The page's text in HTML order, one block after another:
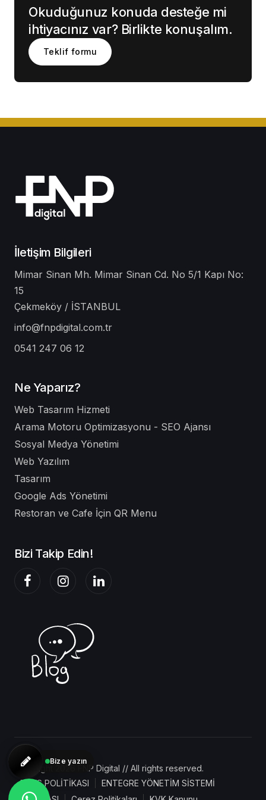
Okuduğunuz konuda desteğe mi
ihtiyacınız var? Birlikte konuşalım.
Teklif formu
İletişim Bilgileri
Mimar Sinan Mh. Mimar Sinan Cd. No 5/1 Kapı No:
15
Çekmeköy / İSTANBUL
info@fnpdigital.com.tr
0541 247 06 12
Ne Yaparız?
Web Tasarım Hizmeti
Arama Motoru Optimizasyonu - SEO Ajansı
Sosyal Medya Yönetimi
Web Yazılım
Tasarım
Google Ads Yönetimi
Restoran ve Cafe İçin QR Menu
Bizi Takip Edin!
Copyright 2026 FNP Digital // All rights reserved.
BGYS POLİTİKASI
ENTEGRE YÖNETİM SİSTEMİ
Bize yazın